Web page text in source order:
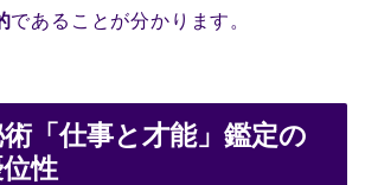
であることが分かります。
「仕事と才能」鑑定の
性